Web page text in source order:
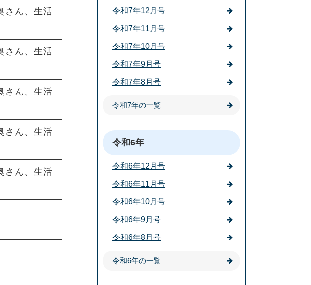
ん、生活
ん、生活
ん、生活
ん、生活
ん、生活
令和7年12月号
令和7年11月号
令和7年10月号
令和7年9月号
令和7年8月号
令和7年の一覧
令和6年
令和6年12月号
令和6年11月号
令和6年10月号
令和6年9月号
令和6年8月号
令和6年の一覧